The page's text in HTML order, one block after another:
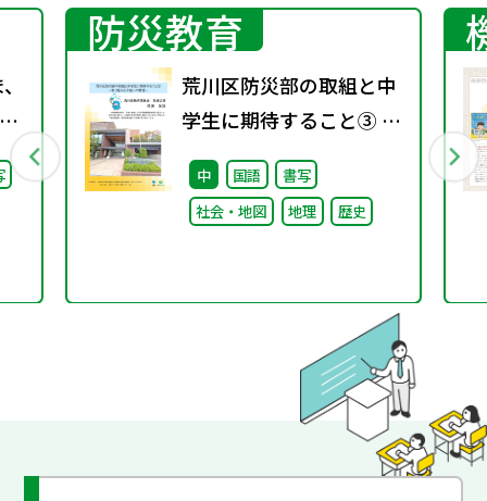
防災教育
荒川区防災部の取組と中
学生に期待すること③ ～
取り組みと今後への期待
～
中 国語
書写
社会・地図
地理 歴史